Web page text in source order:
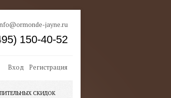
jayne.ru
150-40-52
Вход Регистрация
СКИДОК